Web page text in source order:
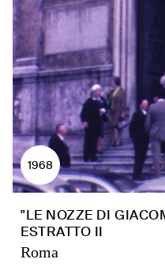
1968
"LE NOZZE DI
ESTRATTO II
Roma